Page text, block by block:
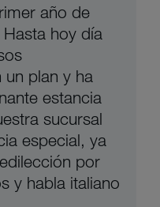
año de
hoy día
plan y ha
estancia
sucursal
especial, ya
por
y habla italiano